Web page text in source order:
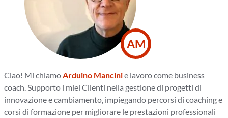
AM
Ciao! Mi chiamo Arduino Mancinie lavoro come business
coach. Supporto i miei Clienti nella gestione di progetti di
innovazione e cambiamento, impiegando percorsi di coaching e
corsi di formazione per migliorare le prestazioni professionali